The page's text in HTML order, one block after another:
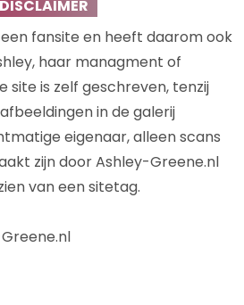
DISCLAIMER
fansite en heeft daarom ook
haar managment of
site is zelf geschreven, tenzij
in de galerij
eigenaar, alleen scans
zijn door Ashley-Greene.nl
van een sitetag.